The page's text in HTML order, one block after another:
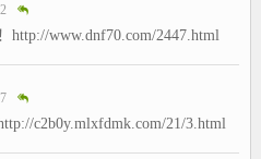
http://www.dnf70.com/2447.html
c2b0y.mlxfdmk.com/21/3.html